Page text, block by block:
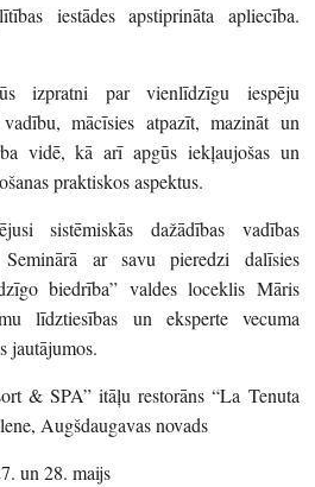
iestādes apstiprināta apliecība.
izpratni par vienlīdzīgu iespēju
mācīsies atpazīt, mazināt un
vidē, kā arī apgūs iekļaujošas un
praktiskos aspektus.
sistēmiskās dažādības vadības
ar savu pieredzi dalīsies
biedrība” valdes loceklis Māris
līdztiesības un eksperte vecuma
jautājumos.
& SPA” itāļu restorāns “La Tenuta
Augšdaugavas novads
un 28. maijs